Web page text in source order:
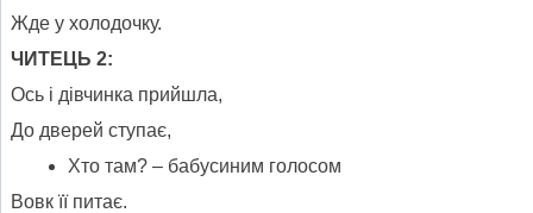
Жде у холодочку.
ЧИТЕЦЬ 2:
Ось і дівчинка прийшла,
До дверей ступає,
Хто там? – бабусиним голосом
Вовк її питає.